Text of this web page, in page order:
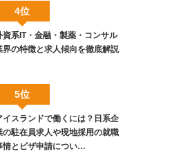
4位
資系IT・金融・製薬・コンサル
界の特徴と求人傾向を徹底解説
5位
イスランドで働くには？日系企
の駐在員求人や現地採用の就職
情とビザ申請につい…